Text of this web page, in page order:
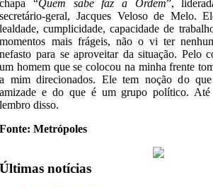
chapa “Quem sabe faz a Ordem”,
secretário-geral, Jacques Veloso de Melo.
lealdade, cumplicidade, capacidade de
momentos mais frágeis, não o vi ter
nefasto para se aproveitar da situação. Pelo
um homem que se colocou na minha frente
a mim direcionados. Ele tem noção do
amizade e do que é um grupo político. Até
lembro disso.
Fonte: Metrópoles
Últimas notícias